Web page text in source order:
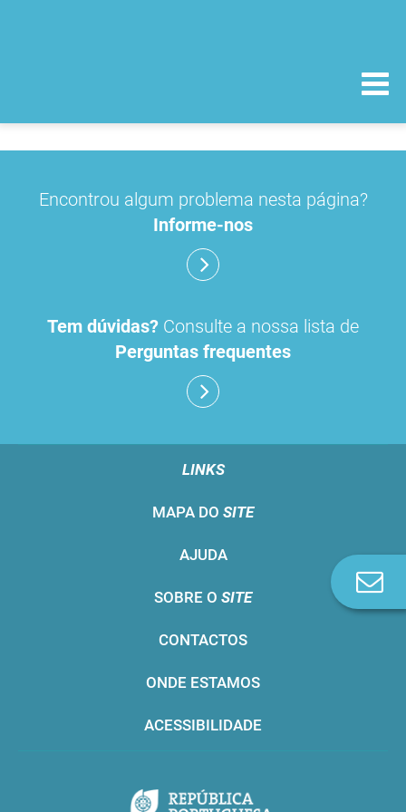
Encontrou algum problema nesta página?
Informe-nos
Tem dúvidas? Consulte a nossa lista de
Perguntas frequentes
LINKS
MAPA DO SITE
AJUDA
SOBRE O SITE
CONTACTOS
ONDE ESTAMOS
ACESSIBILIDADE